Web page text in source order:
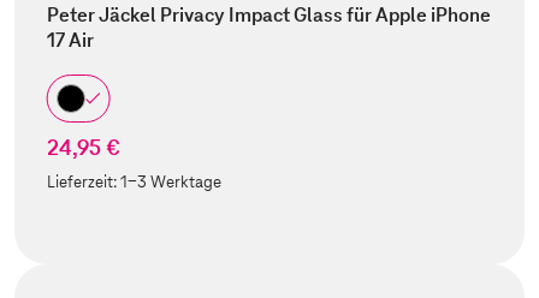
Peter Jäckel Privacy Impact Glass für Apple iPhone
17 Air
24,95 €
Lieferzeit:1-3 Werktage